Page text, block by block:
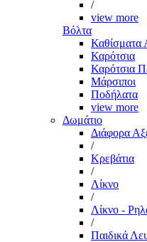
/
view more
Βόλτα
Καθίσματα
Καρότσια
Καρότσια
Μάρσιποι
Ποδήλατα
view more
Δωμάτιο
Διάφορα
/
Κρεβάτια
/
Λίκνο
/
Λίκνο -
/
Παιδικά